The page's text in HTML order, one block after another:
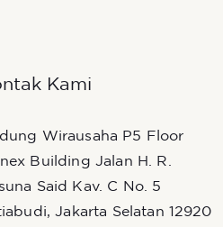
Kami
Wirausaha P5 Floor
Building Jalan H. R.
Said Kav. C No. 5
Jakarta Selatan 12920